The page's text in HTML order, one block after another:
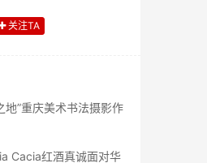
关注TA
地”重庆美术书法摄影作
Cacia红酒真诚面对华